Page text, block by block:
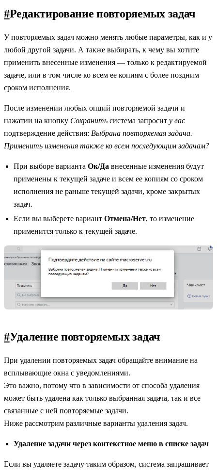
#Редактирование повторяемых задач
У повторяемых задач можно менять любые параметры, как и у
любой другой задачи. А также выбирать, к чему вы хотите
применить внесенные изменения — только к редактируемой
задаче, или в том числе ко всем ее копиям с более поздним
сроком исполнения.
После изменении любых опций повторяемой задачи и
нажатии на кнопку Сохранить система запросит у вас
подтверждение действия: Выбрана повторяемая задача.
Применить изменения также ко всем последующим задачам?
При выборе варианта Ок/Да внесенные изменения будут
применены к текущей задаче и всем ее копиям со сроком
исполнения не раньше текущей задачи, кроме закрытых
задач.
Если вы выберете вариант Отмена/Нет, то изменение
применится только к текущей задаче.
#Удаление повторяемых задач
При удалении повторяемых задач обращайте внимание на
всплывающие окна с уведомлениями.
Это важно, потому что в зависимости от способа удаления
может быть удалена как только выбранная задача, так и все
связанные с ней повторяемые задачи.
Ниже рассмотрим различные варианты удаления задач.
Удаление задачи через контекстное меню в списке задач
Если вы удаляете задачу таким образом, система запрашивает